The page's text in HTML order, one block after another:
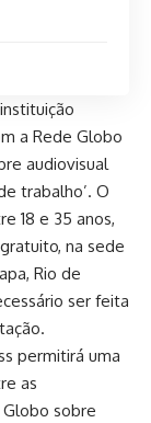
a Rede Globo
audiovisual
trabalho’. O
18 e 35 anos,
na sede
Rio de
ser feita
permitirá uma
as
sobre